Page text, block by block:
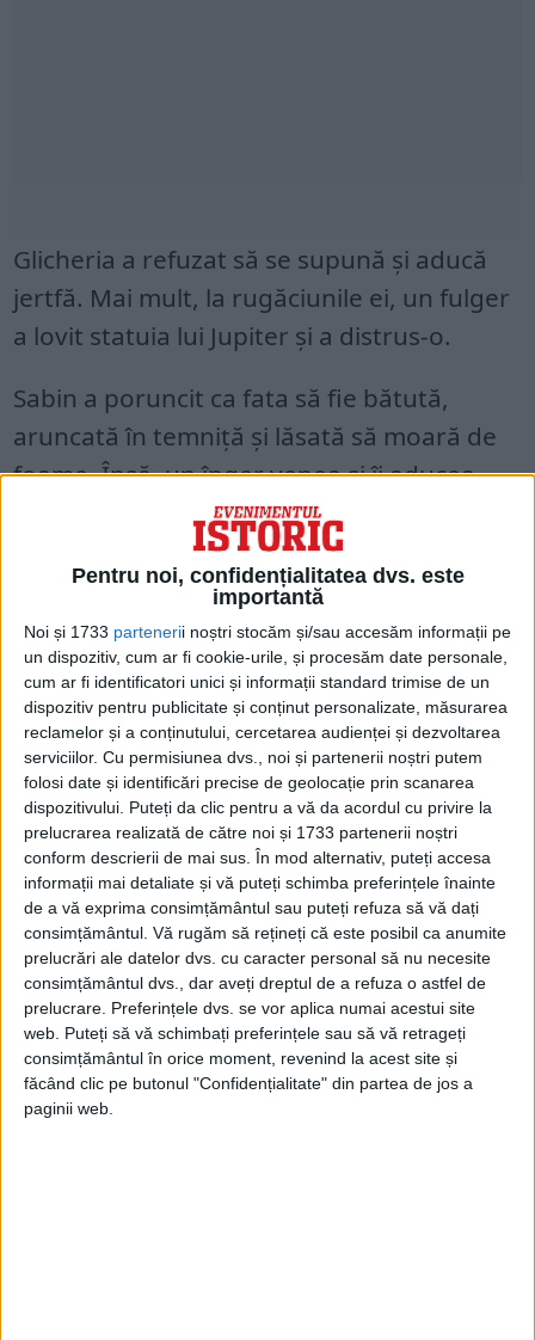
Pentru noi, confidențialitatea dvs. este
importantă
Noi și 1733 partenerii noștri stocăm și/sau accesăm informații pe
un dispozitiv, cum ar fi cookie-urile, și procesăm date personale,
cum ar fi identificatori unici și informații standard trimise de un
dispozitiv pentru publicitate și conținut personalizate, măsurarea
reclamelor și a conținutului, cercetarea audienței și dezvoltarea
serviciilor. Cu permisiunea dvs., noi și partenerii noștri putem
folosi date și identificări precise de geolocație prin scanarea
dispozitivului. Puteți da clic pentru a vă da acordul cu privire la
prelucrarea realizată de către noi și 1733 partenerii noștri
conform descrierii de mai sus. În mod alternativ, puteți accesa
informații mai detaliate și vă puteți schimba preferințele înainte
de a vă exprima consimțământul sau puteți refuza să vă dați
consimțământul. Vă rugăm să rețineți că este posibil ca anumite
prelucrări ale datelor dvs. cu caracter personal să nu necesite
consimțământul dvs., dar aveți dreptul de a refuza o astfel de
prelucrare. Preferințele dvs. se vor aplica numai acestui site
web. Puteți să vă schimbați preferințele sau să vă retrageți
consimțământul în orice moment, revenind la acest site și
făcând clic pe butonul "Confidențialitate" din partea de jos a
paginii web.
Glicheria a refuzat să se supună și aducă
jertfă. Mai mult, la rugăciunile ei, un fulger
a lovit statuia lui Jupiter și a distrus-o.
Sabin a poruncit ca fata să fie bătută,
aruncată în temniță și lăsată să moară de
foame. Însă, un înger venea și îi aducea
Temnicerul Laodicius, văzând minunea, s-a
declarat creștin în fața guvernatorului.
Pentru aceasta, i s-a tăiat capul.
Glicheria a fost aruncată într-un cuptor din
care a ieșit nevătămată, apoi a fost dată
fiarelor. Acestea nu au vrut însă să o
mănânce.
Sfânta s-a rugat atunci lui Dumnezeu să îi
ia sufletul, iar Acesta i-a ascultat ruga. Era
anul 141.